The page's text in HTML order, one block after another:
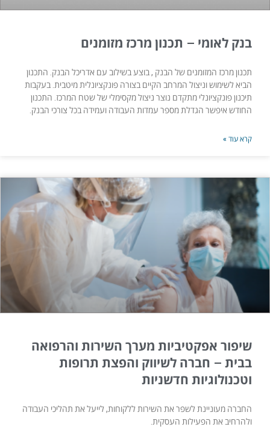
בנק לאומי – תכנון מרכז מזומנים
תכנון מרכז המזומנים של הבנק , בוצע בשילוב עם אדריכל הבנק. התכנון
הביא לשימוש וניצול המרחב הקיים בצורה פונקציונלית מיטבית. בעקבות
תיכנון פונקציונלי מתקדם נוצר ניצול מקסימלי של שטח המרכז. התכנון
החודש איפשר הגדלת מספר עמדות העבודה ועמידה בכל צורכי הבנק.
קרא עוד »
שיפור אפקטיביות מערך השירות והרפואה
בבית – חברה לשיווק והפצת תרופות
וטכנולוגיות חדשניות
החברה מעוניינת לשפר את השירות ללקוחות, לייעל את תהליכי העבודה
ולהרחיב את הפעילות העסקית.